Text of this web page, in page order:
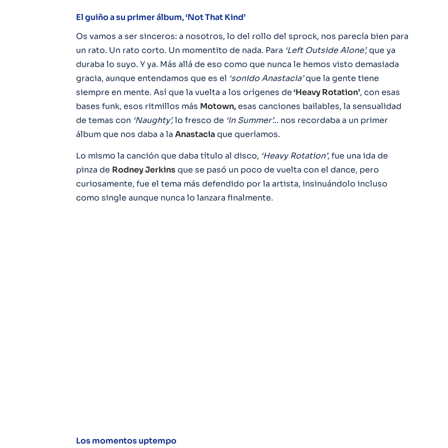
El guiño a su primer álbum, ‘Not That Kind’
Os vamos a ser sinceros: a nosotros, lo del rollo del sprock, nos parecía bien para
un rato. Un rato corto. Un momentito de nada. Para ‘Left Outside Alone’,que ya
duraba lo suyo. Y ya. Más allá de eso como que nunca le hemos visto demasiada
gracia, aunque entendamos que es el ‘sonido Anastacia’que la gente tiene
siempre en mente. Así que la vuelta a los orígenes de‘Heavy Rotation’, con esas
bases funk, esos ritmillos más Motown,esas canciones bailables, la sensualidad
de temas con ‘Naughty’,lo fresco de ‘In Summer’... nos recordaba a un primer
álbum que nos daba a la Anastaciaque queríamos.
Lo mismo la canción que daba título al disco, ‘Heavy Rotation’, fue una ida de
pinza de Rodney Jerkinsque se pasó un poco de vuelta con el dance, pero
curiosamente, fue el tema más defendido por la artista, insinuándolo incluso
como single aunque nunca lo lanzara finalmente.
Los momentos uptempo